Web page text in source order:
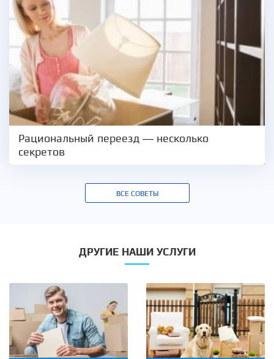
Рациональный переезд — несколько
секретов
ВСЕ СОВЕТЫ
ДРУГИЕ НАШИ УСЛУГИ